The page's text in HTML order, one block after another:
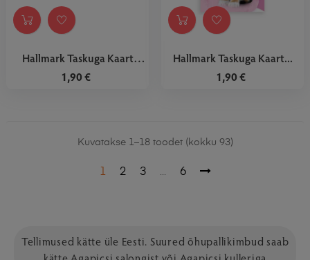
Hallmark Taskuga Kaart
Muster
1,90 €
Hallmark Taskuga Kaart...
1,90 €
Kuvatakse 1–18 toodet (kokku 93)
1 2 3 … 6
Tellimused kätte üle Eesti. Suured õhupallikimbud saab